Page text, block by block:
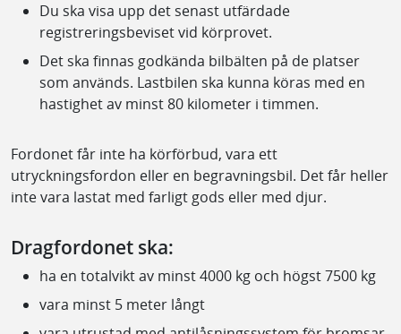
Du ska visa upp det senast utfärdade
registreringsbeviset vid körprovet.
Det ska finnas godkända bilbälten på de platser
som används. Lastbilen ska kunna köras med en
hastighet av minst 80 kilometer i timmen.
Fordonet får inte ha körförbud, vara ett
utryckningsfordon eller en begravningsbil. Det får heller
inte vara lastat med farligt gods eller med djur.
Dragfordonet ska:
ha en totalvikt av minst 4000 kg och högst 7500 kg
vara minst 5 meter långt